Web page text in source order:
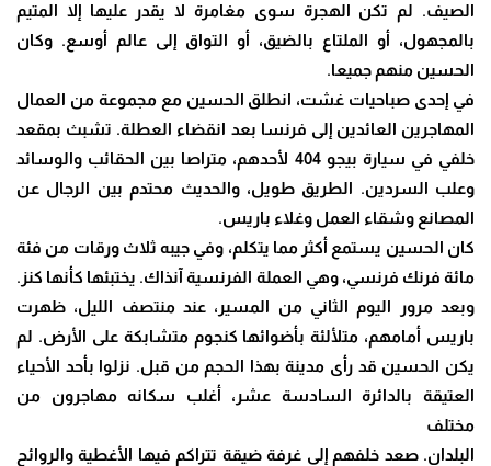
الصيف. لم تكن الهجرة سوى مغامرة لا يقدرعليها إلا المتيم
بالمجهول، أو الملتاع بالضيق، أو التواق إلى عالم أوسع. وكان
الحسين منهم جميعا.
في إحدى صباحيات غشت، انطلق الحسين مع مجموعة من العمال
المهاجرين العائدين إلى فرنسا بعد انقضاء العطلة. تشبث بمقعد
خلفي في سيارة بيجو 404 لأحدهم، متراصا بين
الحقائب والوسائد
وعلب السردين. الطريق طويل، والحديث محتدم بين الرجال عن
المصانع وشقاء العمل وغلاء باريس.
كان الحسين يستمع أكثر مما يتكلم، وفي جيبه ثلاث ورقات من فئة
مائة فرنك فرنسي،وهي العملة الفرنسية آنذاك. يختبئها كأنها كنز.
وبعد مرور اليوم الثاني من المسير، عند منتصف الليل، ظهرت
باريس أمامهم، متلألئة بأضوائها كنجوم متشابكة على الأرض. لم
يكن الحسين قد رأى مدينة بهذا الحجم من قبل. نزلوا بأحد الأحياء
العتيقة بالدائرة السادسة عشر، أغلب سكانه مهاجرون من
مختلف
البلدان. صعد خلفهم إلى غرفة ضيقة تتراكم فيها الأغطية والروائح